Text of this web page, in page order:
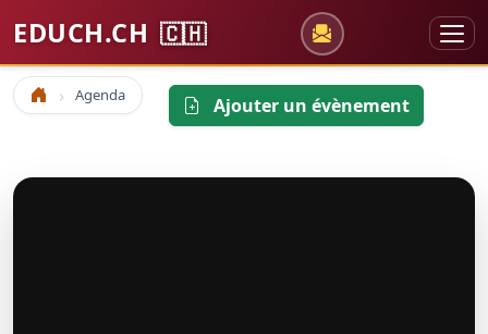
EDUCH.CH 🇨🇭
Accueil Agenda Ajouter un évènement